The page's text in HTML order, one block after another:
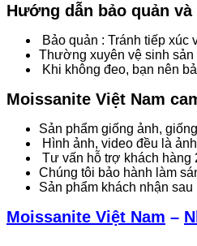
Hướng dẫn bảo quản
Bảo quản : Tránh tiếp
Thường xuyên vệ sinh sản
Khi không đeo, bạn nên
Moissanite Việt Nam
Sản phẩm giống ảnh,
Hình ảnh, video đều là
Tư vấn hỗ trợ khách hàng
Chúng tôi bảo hành làm
Sản phẩm khách nhận
Moissanite Việt Nam –